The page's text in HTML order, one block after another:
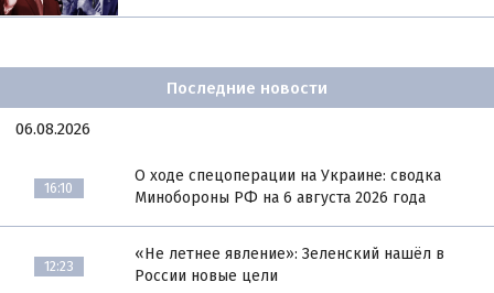
Последние новости
06.08.2026
16:10
О ходе спецоперации на Украине: сводка
Минобороны РФ на 6 августа 2026 года
12:23
«Не летнее явление»: Зеленский нашёл в
России новые цели